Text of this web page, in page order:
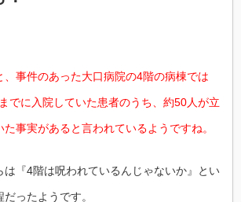
、事件のあった大口病院の4階の病棟では
でに入院していた患者のうち、約50人が立
事実があると言われているようですね。
は『4階は呪われているんじゃないか』とい
ったようです。